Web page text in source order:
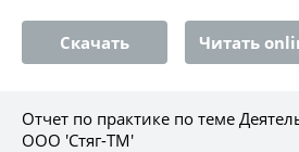
Скачать Читать
Отчет по практике по теме
ООО 'Стяг-ТМ'